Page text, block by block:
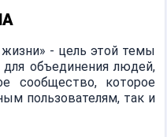
- цель этой темы
объединения людей,
сообщество, которое
пользователям, так и